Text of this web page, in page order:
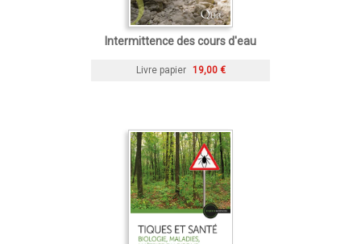
Intermittence des cours d'eau
Livre papier 19,00 €